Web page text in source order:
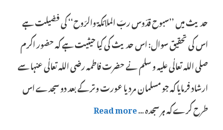
حدیث میں ’’سبوح قدّوس ربّ الملائکۃ والرّوح‘‘ کی فضیلت ہے
اس کی تحقیق سوال: اس حدیث کی کیا حیثیت ہے کہ حضور اکرم
صلی اللہ تعالٰی علیہ و سلم نے حضرت فاطمہ رضی اللہ تعالٰی عنہا سے
ارشاد فرمایا کہ جو مسلمان مرد یا عورت وتر کے بعد دو سجدے اس
طرح کرے کہ ہر سجدہ …Read more